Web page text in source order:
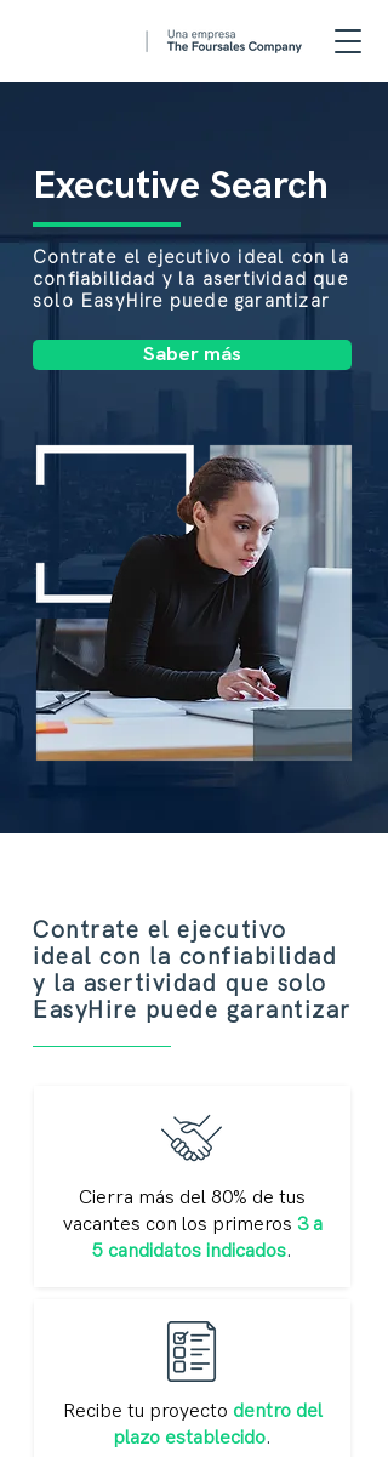
Executive Search
Contrate el ejecutivo ideal con la
confiabilidad y la asertividad que
solo EasyHire puede garantizar
Saber más
Contrate el ejecutivo
ideal con la confiabilidad
y la asertividad que solo
EasyHire puede garantizar
Cierra más del 80% de tus
vacantes con los primeros 3 a
5 candidatos indicados.
Recibe tu proyecto dentro del
plazo establecido.